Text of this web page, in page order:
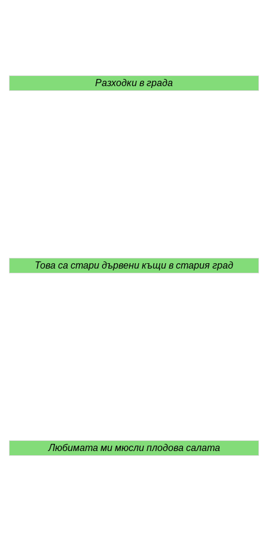
Разходки в града
Това са стари дървени къщи в стария град
Любимата ми мюсли плодова салата